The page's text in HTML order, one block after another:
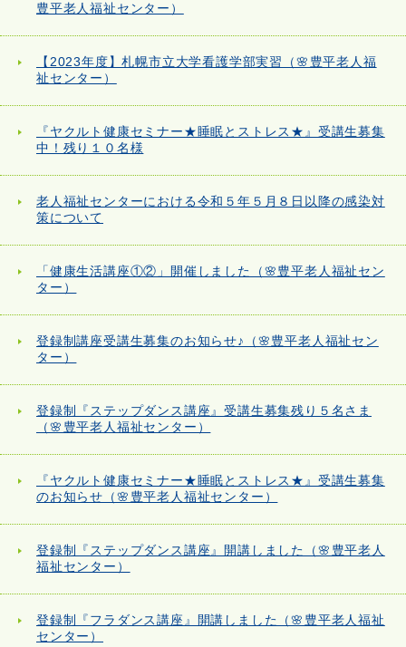
豊平老人福祉センター）
【2023年度】札幌市立大学看護学部実習（🌸豊平老人福
祉センター）
『ヤクルト健康セミナー★睡眠とストレス★』受講生募集
中！残り１０名様
老人福祉センターにおける令和５年５月８日以降の感染対
策について
「健康生活講座①②」開催しました（🌸豊平老人福祉セン
ター）
登録制講座受講生募集のお知らせ♪（🌸豊平老人福祉セン
ター）
登録制『ステップダンス講座』受講生募集残り５名さま
（🌸豊平老人福祉センター）
『ヤクルト健康セミナー★睡眠とストレス★』受講生募集
のお知らせ（🌸豊平老人福祉センター）
登録制『ステップダンス講座』開講しました（🌸豊平老人
福祉センター）
登録制『フラダンス講座』開講しました（🌸豊平老人福祉
センター）